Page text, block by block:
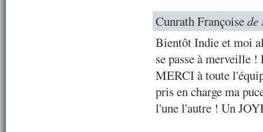
Cunrath Françoisede
Bientôt Indie et moi
se passe à merveille
MERCI à toute
pris en charge ma
l'une l'autre ! Un